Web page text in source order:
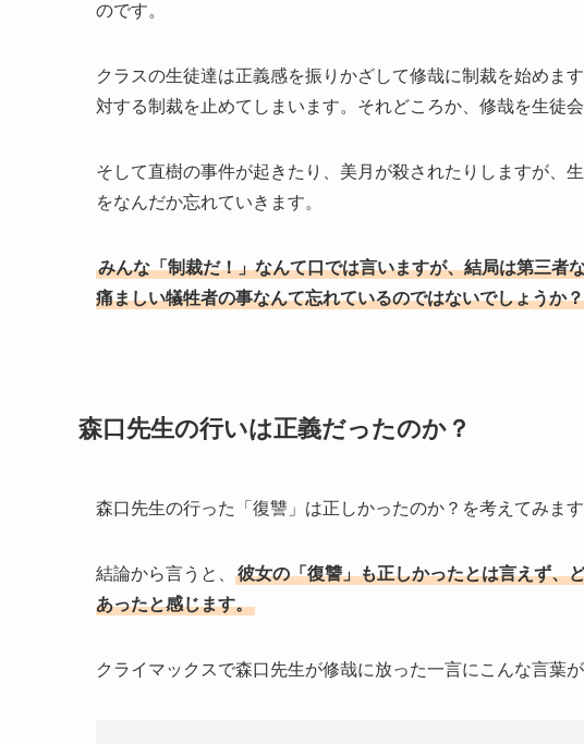
のです。
クラスの生徒達は正義感を振りかざして修哉に制裁を始めま
対する制裁を止めてしまいます。それどころか、修哉を生徒
そして直樹の事件が起きたり、美月が殺されたりしますが、
をなんだか忘れていきます。
みんな「制裁だ！」なんて口では言いますが、結局は第三者
痛ましい犠牲者の事なんて忘れているのではないでしょうか？
森口先生の行いは正義だったのか？
森口先生の行った「復讐」は正しかったのか？を考えてみます
結論から言うと、
彼女の「復讐」も正しかったとは言えず、
あったと感じます。
クライマックスで森口先生が修哉に放った一言にこんな言葉が